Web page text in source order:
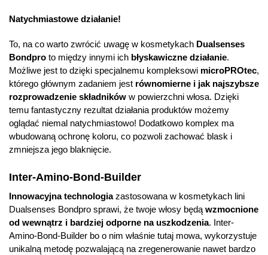
Natychmiastowe działanie!
To, na co warto zwrócić uwagę w kosmetykach Dualsenses
Bondpro to między innymi ich błyskawiczne działanie.
Możliwe jest to dzięki specjalnemu kompleksowi microPROtec,
którego głównym zadaniem jest równomierne i jak najszybsze
rozprowadzenie składników w powierzchni włosa. Dzięki
temu fantastyczny rezultat działania produktów możemy
oglądać niemal natychmiastowo! Dodatkowo komplex ma
wbudowaną ochronę koloru, co pozwoli zachować blask i
zmniejsza jego blaknięcie.
Inter-Amino-Bond-Builder
Innowacyjna technologiazastosowana w kosmetykach lini
Dualsenses Bondpro sprawi, że twoje włosy będą wzmocnione
od wewnątrz i bardziej odporne na uszkodzenia. Inter-
Amino-Bond-Builder bo o nim właśnie tutaj mowa, wykorzystuje
unikalną metodę pozwalającą na zregenerowanie nawet bardzo